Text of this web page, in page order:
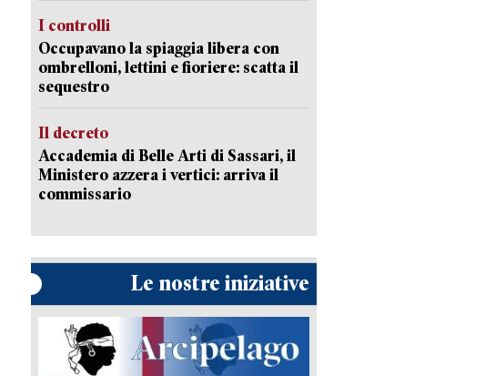
I controlli
Occupavano la spiaggia libera con
ombrelloni, lettini e fioriere: scatta il
sequestro
Il decreto
Accademia di Belle Arti di Sassari, il
Ministero azzera i vertici: arriva il
commissario
Le nostre iniziative